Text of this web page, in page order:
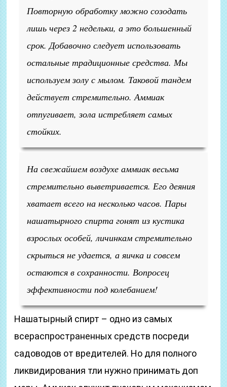
Повторную обработку можно созодать
лишь через 2 недельки, а это большенный
срок. Добавочно следует использовать
остальные традиционные средства. Мы
используем золу с мылом. Таковой тандем
действует стремительно. Аммиак
отпугивает, зола истребляет самых
стойких.
На свежайшем воздухе аммиак весьма
стремительно выветривается. Его деяния
хватает всего на несколько часов. Пары
нашатырного спирта гонят из кустика
взрослых особей, личинкам стремительно
скрыться не удается, а яичка и совсем
остаются в сохранности. Вопросец
эффективности под колебанием!
Нашатырный спирт – одно из самых
всераспространенных средств посреди
садоводов от вредителей. Но для полного
ликвидирования тли нужно принимать доп